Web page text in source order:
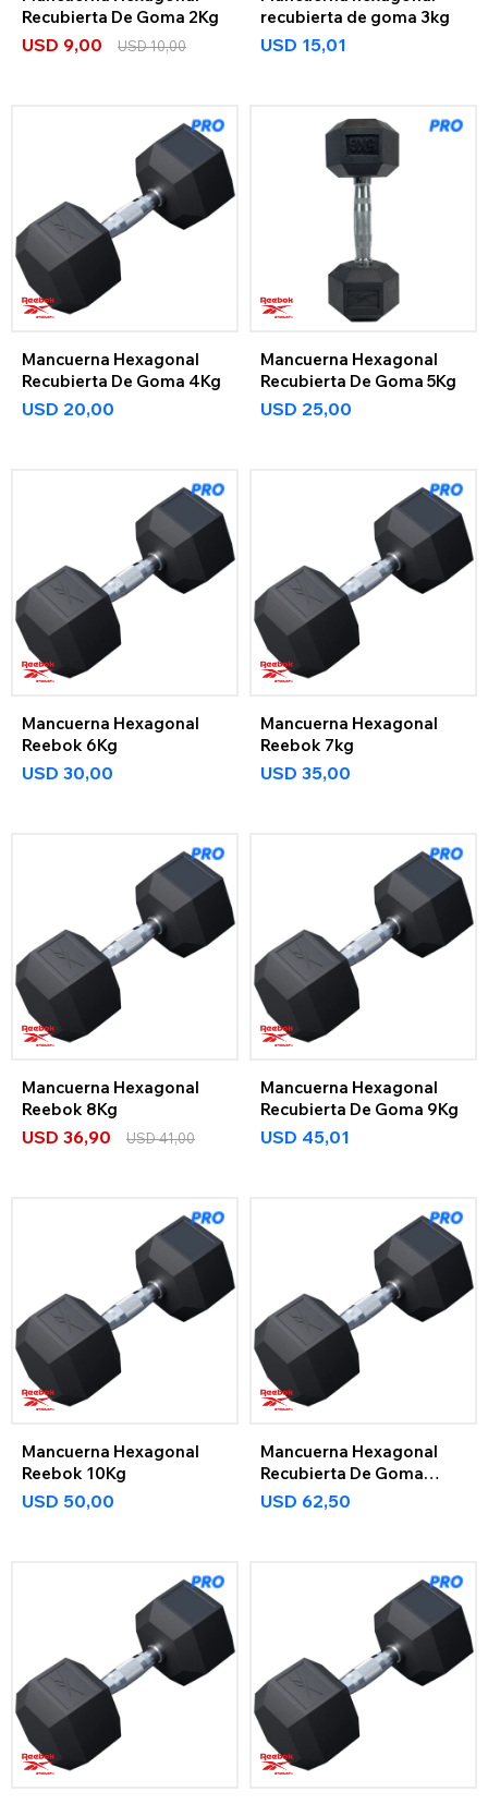
Recubierta De Goma 2Kg
USD 9,00 USD10,00
recubierta de goma 3kg
USD 15,01
Mancuerna Hexagonal
Recubierta De Goma 4Kg
USD 20,00
Mancuerna Hexagonal
Recubierta De Goma 5Kg
USD 25,00
Mancuerna Hexagonal
Reebok 6Kg
USD 30,00
Mancuerna Hexagonal
Reebok 7kg
USD 35,00
Mancuerna Hexagonal
Reebok 8Kg
USD 36,90 USD41,00
Mancuerna Hexagonal
Recubierta De Goma 9Kg
USD 45,01
Mancuerna Hexagonal
Reebok 10Kg
USD 50,00
Mancuerna Hexagonal
Recubierta De Goma
12,5Kg
USD 62,50